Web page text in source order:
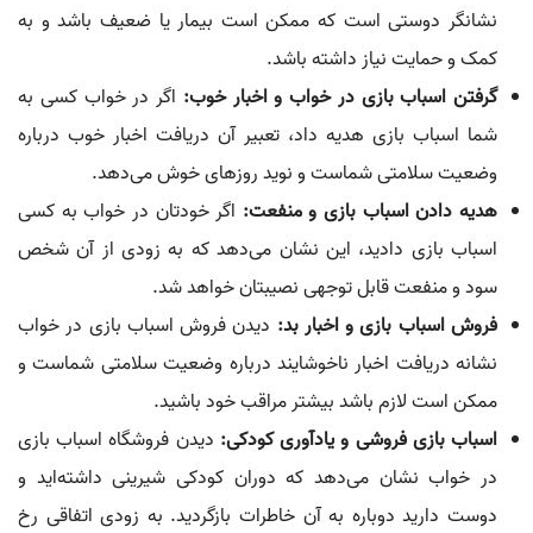
نشانگر دوستی است که ممکن است بیمار یا ضعیف باشد و به
کمک و حمایت نیاز داشته باشد.
گرفتن اسباب بازی در خواب و اخبار خوب: اگر در خواب کسی به
شما اسباب بازی هدیه داد، تعبیر آن دریافت اخبار خوب درباره
وضعیت سلامتی شماست و نوید روزهای خوش می‌دهد.
هدیه دادن اسباب بازی و منفعت: اگر خودتان در خواب به کسی
اسباب بازی دادید، این نشان می‌دهد که به زودی از آن شخص
سود و منفعت قابل توجهی نصیبتان خواهد شد.
فروش اسباب بازی و اخبار بد: دیدن فروش اسباب بازی در خواب
نشانه دریافت اخبار ناخوشایند درباره وضعیت سلامتی شماست و
ممکن است لازم باشد بیشتر مراقب خود باشید.
اسباب بازی فروشی و یادآوری کودکی: دیدن فروشگاه اسباب بازی
در خواب نشان می‌دهد که دوران کودکی شیرینی داشته‌اید و
دوست دارید دوباره به آن خاطرات بازگردید. به زودی اتفاقی رخ